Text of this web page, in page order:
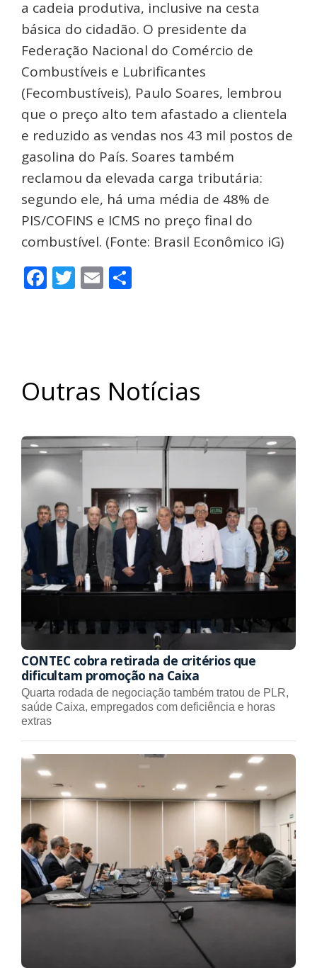
a cadeia produtiva, inclusive na cesta
básica do cidadão. O presidente da
Federação Nacional do Comércio de
Combustíveis e Lubrificantes
(Fecombustíveis), Paulo Soares, lembrou
que o preço alto tem afastado a clientela
e reduzido as vendas nos 43 mil postos de
gasolina do País. Soares também
reclamou da elevada carga tributária:
segundo ele, há uma média de 48% de
PIS/COFINS e ICMS no preço final do
combustível. (Fonte: Brasil Econômico iG)
Facebook
Twitter
Email
Outras Notícias
CONTEC cobra retirada de critérios que
dificultam promoção na Caixa
Quarta rodada de negociação também tratou de PLR,
saúde Caixa, empregados com deficiência e horas
extras